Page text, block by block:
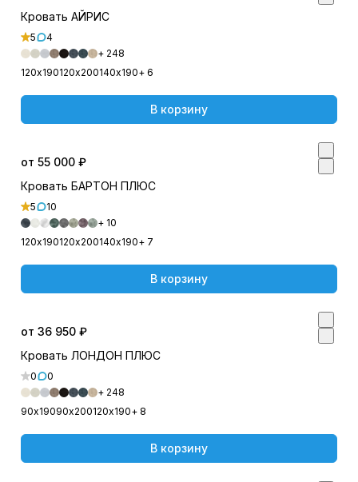
Кровать АЙРИС
5
4
+ 248
120х190120х200140х190+ 6
В корзину
от 55 000 ₽
Кровать БАРТОН ПЛЮС
5
10
+ 10
120х190120х200140х190+ 7
В корзину
от 36 950 ₽
Кровать ЛОНДОН ПЛЮС
0
0
+ 248
90х19090х200120х190+ 8
В корзину